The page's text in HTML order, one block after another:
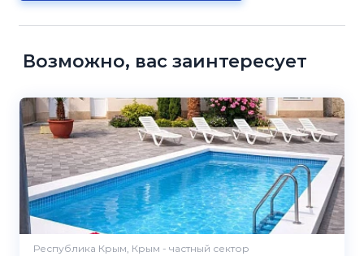
Возможно, вас заинтересует
Республика Крым, Крым - частный сектор